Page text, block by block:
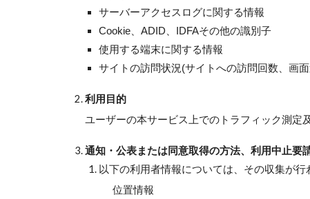
サーバーアクセスログに関する情報
Cookie、ADID、IDFAその他の識別子
使用する端末に関する情報
サイトの訪問状況(サイトへの訪問回数、画
利用目的
ユーザーの本サービス上でのトラフィック測定
通知・公表または同意取得の方法、利用中止要
以下の利用者情報については、その収集が
位置情報